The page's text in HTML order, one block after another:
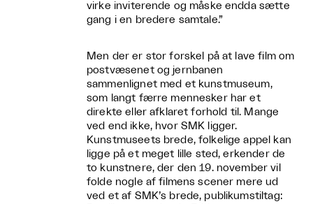
virke inviterende og måske endda sætte
gang i en bredere samtale.”
Men der er stor forskel på at lave film om
postvæsenet og jernbanen
sammenlignet med et kunstmuseum,
som langt færre mennesker har et
direkte eller afklaret forhold til. Mange
ved end ikke, hvor SMK ligger.
Kunstmuseets brede, folkelige appel kan
ligge på et meget lille sted, erkender de
to kunstnere, der den 19. november vil
folde nogle af filmens scener mere ud
ved et af SMK’s brede, publikumstiltag: